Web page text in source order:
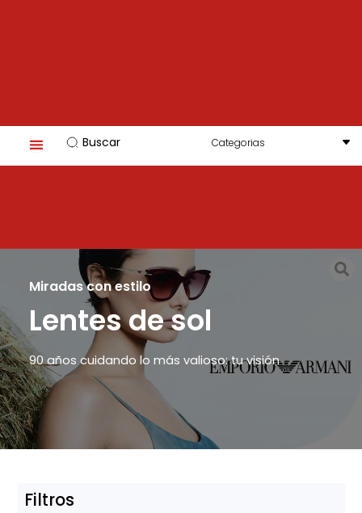
Search
Miradas con estilo
Lentes de sol
90 años cuidando lo más valioso: tu visión
Filtros